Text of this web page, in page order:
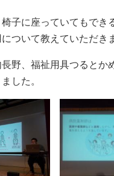
子に座っていてもでき
ついて教えていただき
野、福祉用具つるとか
した。